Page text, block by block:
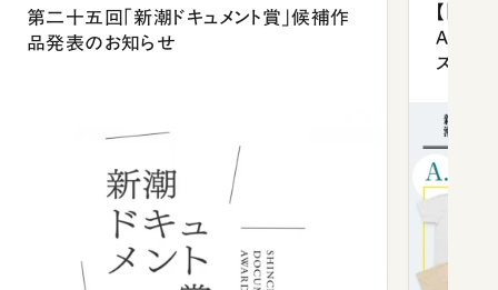
第二十五回「新潮ドキュメント賞」候補作
品発表のお知らせ
【「新
ズプレ